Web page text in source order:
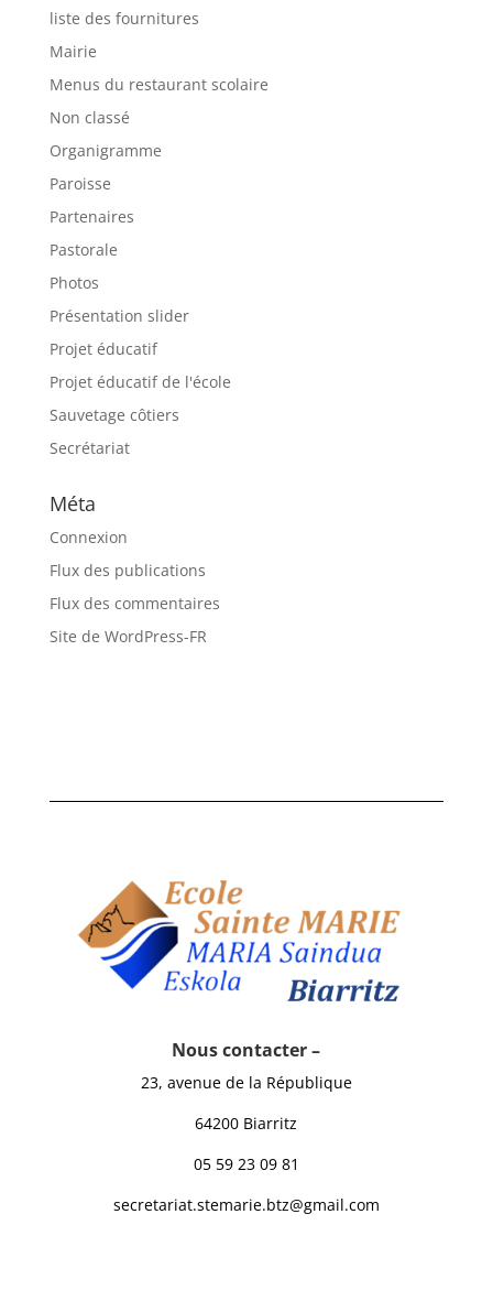
liste des fournitures
Mairie
Menus du restaurant scolaire
Non classé
Organigramme
Paroisse
Partenaires
Pastorale
Photos
Présentation slider
Projet éducatif
Projet éducatif de l'école
Sauvetage côtiers
Secrétariat
Méta
Connexion
Flux des publications
Flux des commentaires
Site de WordPress-FR
Nous contacter –
23, avenue de la République
64200 Biarritz
05 59 23 09 81
secretariat.stemarie.btz@gmail.com